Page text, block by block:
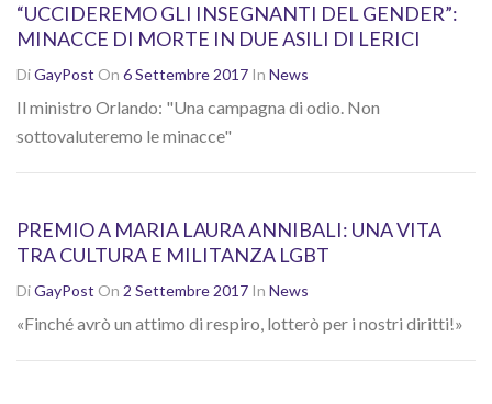
“UCCIDEREMO GLI INSEGNANTI DEL GENDER”:
MINACCE DI MORTE IN DUE ASILI DI LERICI
DiGayPost On 6 Settembre 2017 In News
Il ministro Orlando: "Una campagna di odio. Non
sottovaluteremo le minacce"
PREMIO A MARIA LAURA ANNIBALI: UNA VITA
TRA CULTURA E MILITANZA LGBT
DiGayPost On 2 Settembre 2017 In News
«Finché avrò un attimo di respiro, lotterò per i nostri diritti!»